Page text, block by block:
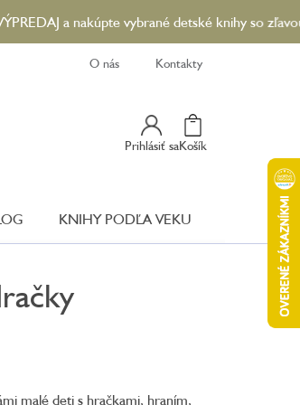
a nakúpte vybrané detské knihy so zľavou až 90
O nás Kontakty
Prihlásiť sa
Nákupný
Košík
KNIHY PODĽA VEKU
malé deti s hračkami, hraním,